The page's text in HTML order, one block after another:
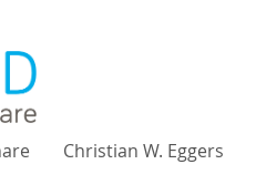
Christian W. Eggers